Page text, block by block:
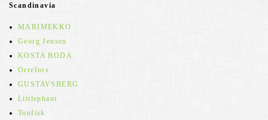
Scandinavia
MARIMEKKO
Georg Jensen
KOSTA BODA
Orrefors
GUSTAVSBERG
Littlephant
Tonfisk